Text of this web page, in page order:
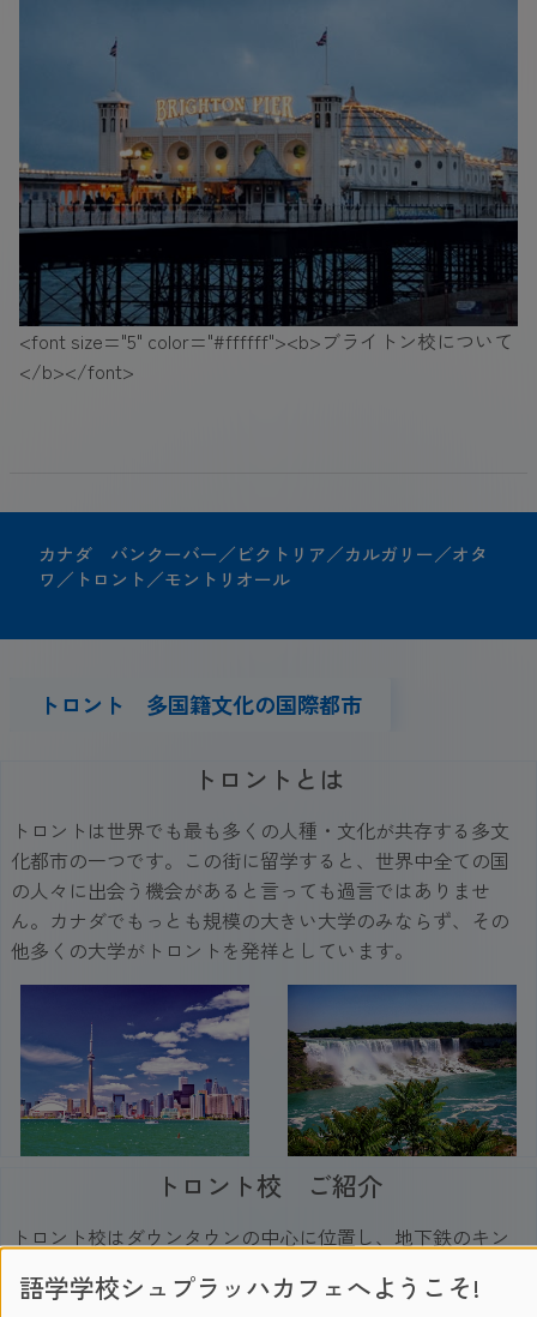
<font size="5" color="#ffffff"><b>ブライトン校について
</b></font>
カナダ バンクーバー／ビクトリア／カルガリー／オタ
ワ／トロント／モントリオール
トロント 多国籍文化の国際都市
トロントとは
トロントは世界でも最も多くの人種・文化が共存する多文
化都市の一つです。この街に留学すると、世界中全ての国
の人々に出会う機会があると言っても過言ではありませ
ん。カナダでもっとも規模の大きい大学のみならず、その
他多くの大学がトロントを発祥としています。
トロント校 ご紹介
トロント校はダウンタウンの中心に位置し、地下鉄のキン
などの有名な観光名所からも近く、都会ならではの交通機
語学学校シュプラッハカフェへようこそ!